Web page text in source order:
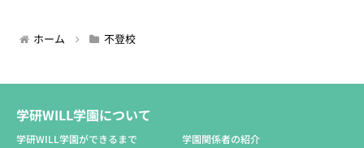
ホーム 不登校
学研WILL学園について
学研WILL学園ができるまで
学園関係者の紹介